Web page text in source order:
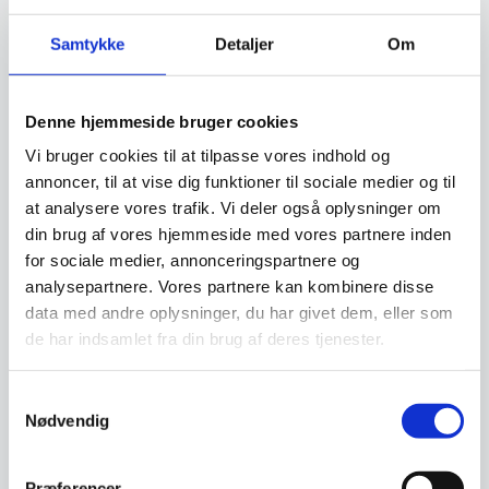
Samtykke Detaljer Om
Denne hjemmeside bruger cookies
Vi bruger cookies til at tilpasse vores indhold og
annoncer, til at vise dig funktioner til sociale medier og til
at analysere vores trafik. Vi deler også oplysninger om
din brug af vores hjemmeside med vores partnere inden
for sociale medier, annonceringspartnere og
analysepartnere. Vores partnere kan kombinere disse
data med andre oplysninger, du har givet dem, eller som
de har indsamlet fra din brug af deres tjenester.
Nødvendig
Relaterede varer
Hendi – Plastik flaske
opbevaring af…
Salatskål 23 cm – Amalie